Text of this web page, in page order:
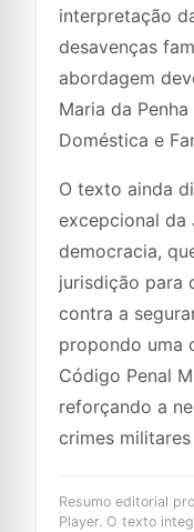
interpretação
desavenças
abordagem
Maria da
Doméstica e
O texto ainda
excepcional da
democracia,
jurisdição para
contra a
propondo uma
Código Penal
reforçando a
crimes
Resumo editorial
Player. O texto